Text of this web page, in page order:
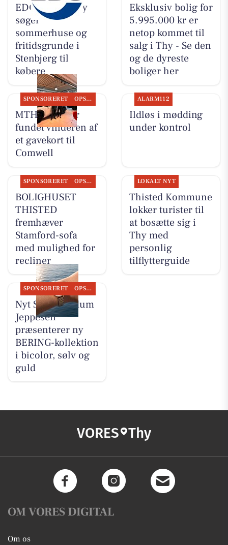
EDC Hurup Thy
søger
sommerhuse og
fritidsgrunde i
Stenbjerg til
købere
Eksklusiv bolig for
5.995.000 kr er
netop kommet til
salg i Thy - Se den
og de dyreste
boliger her
SPONSORERET OPSLAGSTAVLEN
MTH Biler har
fundet vinderen af
et gavekort til
Comwell
ALARM112
Ildløs i mødding
under kontrol
SPONSORERET OPSLAGSTAVLEN
BOLIGHUSET
THISTED
fremhæver
Stamford-sofa
med mulighed for
recliner
LOKALT NYT
Thisted Kommune
lokker turister til
at bosætte sig i
Thy med
personlig
tilflytterguide
SPONSORERET OPSLAGSTAVLEN
Nyt Syn Brøndum
Jeppesen
præsenterer ny
BERING-kollektion
i bicolor, sølv og
guld
VORES Thy
OM VORES DIGITAL
Om os